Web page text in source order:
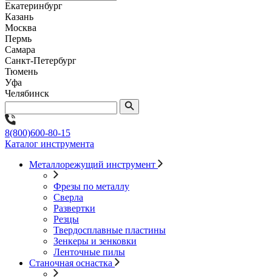
Екатеринбург
Казань
Москва
Пермь
Самара
Санкт-Петербург
Тюмень
Уфа
Челябинск
8(800)600-80-15
Каталог инструмента
Металлорежущий инструмент
Фрезы по металлу
Сверла
Развертки
Резцы
Твердосплавные пластины
Зенкеры и зенковки
Ленточные пилы
Станочная оснастка